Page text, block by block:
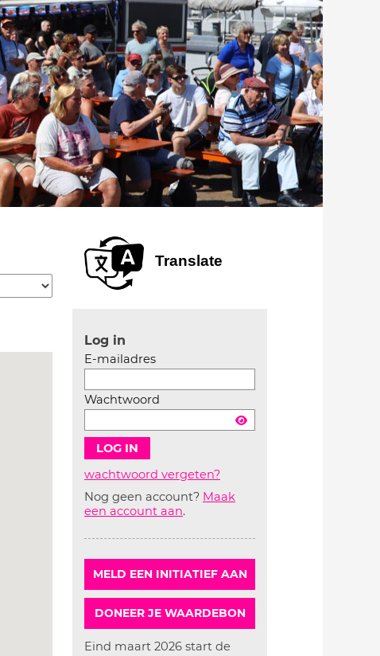
Translate
Log in
E-mailadres
Wachtwoord
wachtwoord vergeten?
Nog geen account? Maak
een account aan.
MELD EEN INITIATIEF AAN
DONEER JE WAARDEBON
Eind maart 2026 start de